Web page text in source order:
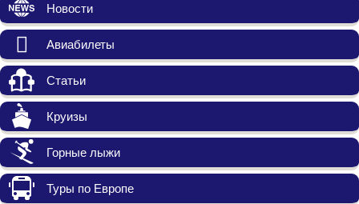
Новости
Авиабилеты
Статьи
Круизы
Горные лыжи
Туры по Европе